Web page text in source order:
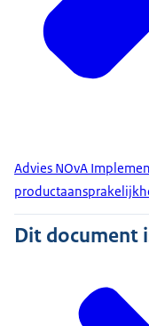
Advies NOvA
Dit document